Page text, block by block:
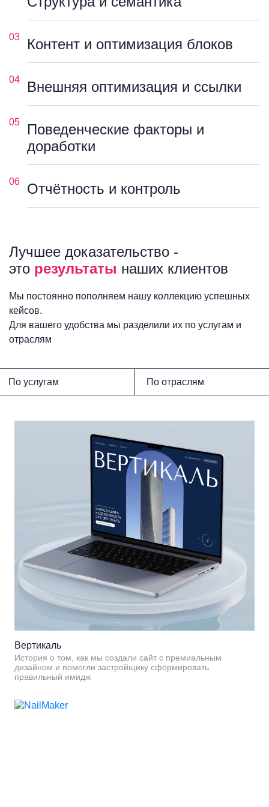
03 Контент и оптимизация блоков
04 Внешняя оптимизация и ссылки
05
Поведенческие факторы и
доработки
06 Отчётность и контроль
Лучшее доказательство -
это результаты наших клиентов
Мы постоянно пополняем нашу коллекцию успешных
кейсов.
Для вашего удобства мы разделили их по услугам и
отраслям
По услугам По отраслям
Вертикаль
История о том, как мы создали сайт с премиальным
дизайном и помогли застройщику сформировать
правильный имидж